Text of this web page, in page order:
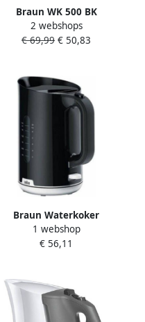
Braun WK 500 BK
Waterkoker Zwart
2 webshops
€ 69,99 € 50,83
Braun Waterkoker
WK1100BK 1 7 L 2200W
Zwart Plastic 2200 W 1 7 L
1 webshop
€ 56,11